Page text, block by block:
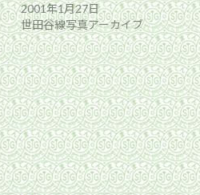
2001年1月27日
世田谷線写真アーカイブ